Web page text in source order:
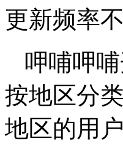
更新频率
呷哺呷
按地区分
地区的用